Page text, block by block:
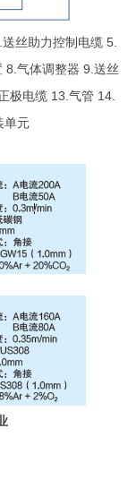
丝助力控制电缆 5.
8.气体调整器 9.送丝
电缆 13.气管 14.
单元